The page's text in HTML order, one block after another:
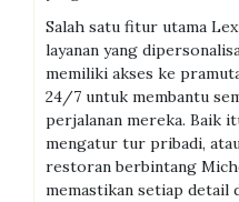
Salah satu fitur utama
layanan yang
memiliki akses ke
24/7 untuk membantu
perjalanan mereka. Baik
mengatur tur pribadi,
restoran berbintang
memastikan setiap detail